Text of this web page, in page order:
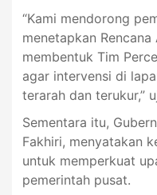
“Kami mendorong
menetapkan
membentuk Tim
agar intervensi di
terarah dan terukur,”
Sementara itu,
Fakhiri, menyatakan
untuk memperkuat
pemerintah pusat.